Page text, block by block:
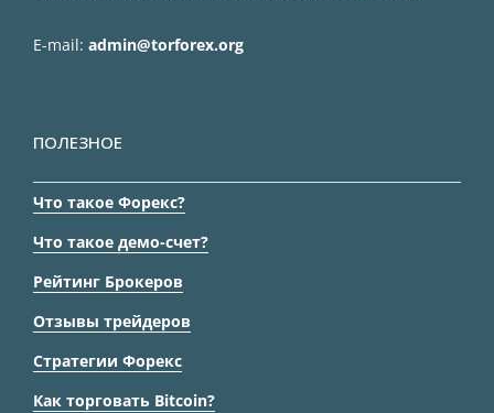
E-mail: admin@torforex.org
ПОЛЕЗНОЕ
Что такое Форекс?
Что такое демо-счет?
Рейтинг Брокеров
Отзывы трейдеров
Стратегии Форекс
Как торговать Bitcoin?